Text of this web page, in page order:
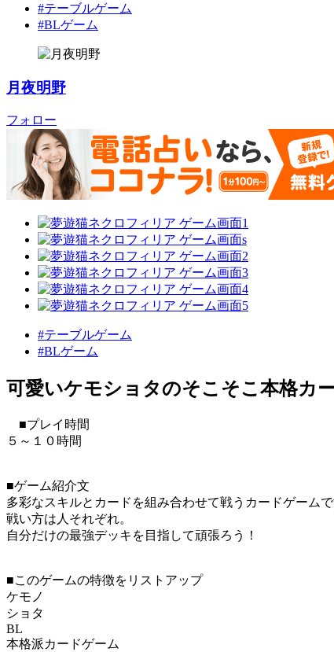
#テーブルゲーム
#BLゲーム
月夜明野
フォロー
#テーブルゲーム
#BLゲーム
可愛いケモショタのそこそこ本格カ
■プレイ時間
５～１０時間
■ゲーム紹介文
多彩なスキルとカードを組み合わせて戦うカードゲームで
戦い方は人それぞれ。
自分だけの最強デッキを目指して頑張ろう！
■このゲームの特徴をリストアップ
ケモノ
ショタ
BL
本格派カードゲーム